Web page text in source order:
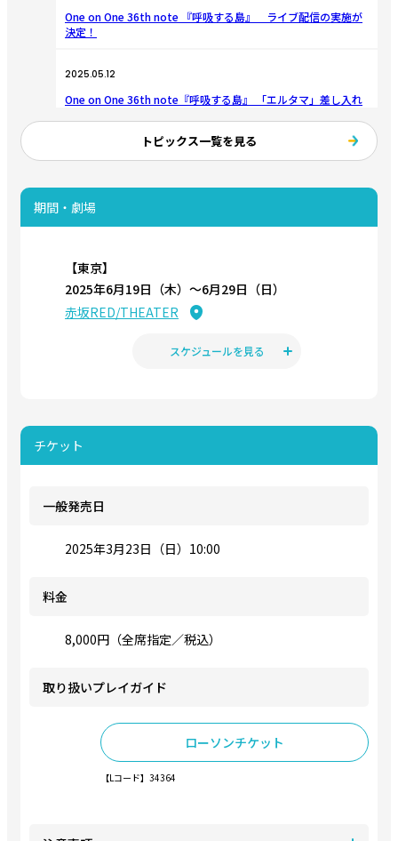
One on One 36th note 『呼吸する島』 ライブ配信の実施が
決定！
2025.05.12
One on One 36th note『呼吸する島』 「エルタマ」差し入れ
2025.02.20
One on One 36th note『呼吸する島』 キャラクタービジュ
アル＆キャストコメント公開！
2024.11.22
One on One オリジナルミュージカル『呼吸する島』2025年6
トピックス一覧を見る
期間・劇場
【東京】
2025年6月19日（木）〜6月29日（日）
赤坂RED/THEATER
スケジュールを見る
チケット
一般発売日
2025年3月23日（日）10:00
料金
8,000円（全席指定／税込）
取り扱いプレイガイド
ローソンチケット
【Lコード】34364